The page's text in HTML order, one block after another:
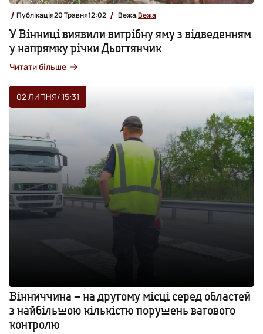
Публікація20 Травня12:02 Вежа,Вежа
У Вінниці виявили вигрібну яму з відведенням
у напрямку річки Дьогтянчик
Читати більше
02 ЛИПНЯ/ 15:31
Вінниччина – на другому місці серед областей
з найбільшою кількістю порушень вагового
контролю